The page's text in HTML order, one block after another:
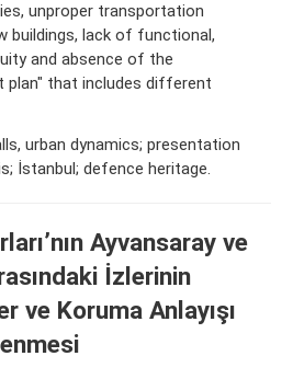
unproper transportation
buildings, lack of functional,
and absence of the
plan" that includes different
urban dynamics; presentation
İstanbul; defence heritage.
Ayvansaray ve
İzlerinin
ve Koruma Anlayışı